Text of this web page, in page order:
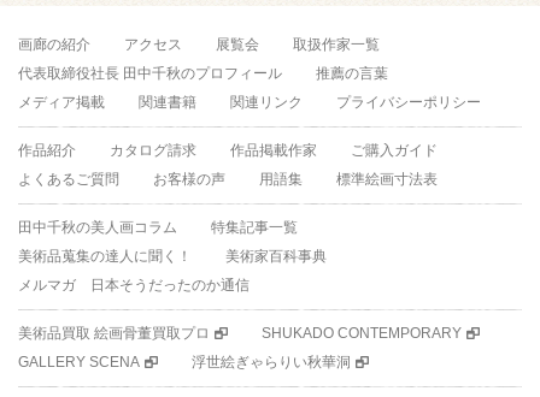
画廊の紹介 アクセス 展覧会
取扱作家一覧
代表取締役社長 田中千秋のプロフィール
推薦の言葉
メディア掲載
関連書籍 関連リンク プライバシーポリシー
作品紹介 カタログ請求 作品掲載作家
ご購入ガイド
よくあるご質問
お客様の声 用語集 標準絵画寸法表
田中千秋の美人画コラム
特集記事一覧
美術品蒐集の達人に聞く！
美術家百科事典
メルマガ 日本そうだったのか通信
美術品買取 絵画骨董買取プロ
SHUKADO CONTEMPORARY
GALLERY SCENA
浮世絵ぎゃらりい秋華洞